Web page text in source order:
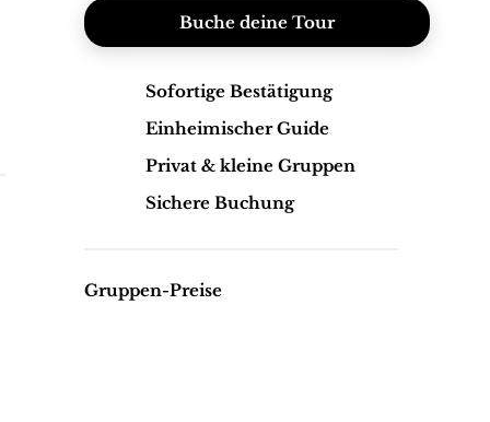
Buche deine Tour
Sofortige Bestätigung
Einheimischer Guide
Privat & kleine Gruppen
Sichere Buchung
Gruppen-Preise